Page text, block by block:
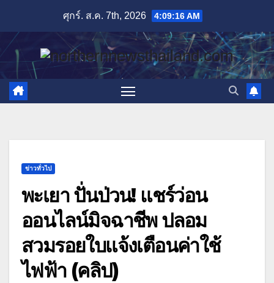
content
ศุกร์. ส.ค. 7th, 2026 4:09:17 AM
ข่าวทั่วไป
พะเยา ปั่นป่วน! แชร์ว่อน
ออนไลน์มิจฉาชีพ ปลอม
สวมรอยใบแจ้งเตือนค่าใช้
ไฟฟ้า (คลิป)